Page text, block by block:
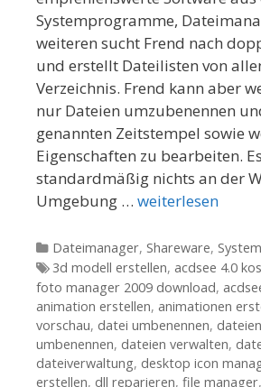
Systemprogramme,
weiteren sucht Frend nach
und erstellt Dateilisten von
Verzeichnis. Frend kann aber
nur Dateien umzubenennen
genannten Zeitstempel sowie
Eigenschaften zu bearbeiten.
standardmäßig nichts an der
Umgebung … weiterlesen
Kategorien
Dateimanager, Shareware,
Tags
3d modell erstellen, acdsee 4.0
foto manager 2009 download,
animation erstellen, animationen
vorschau, datei umbenennen, dateien
umbenennen, dateien verwalten,
dateiverwaltung, desktop icon
erstellen, dll reparieren, file manager,